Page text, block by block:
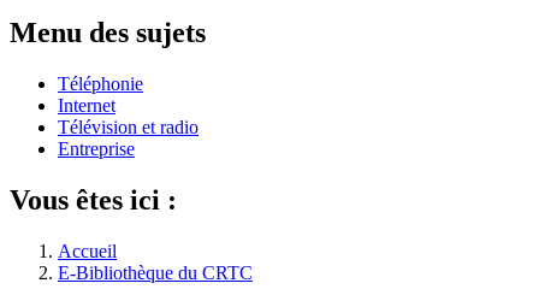
Menu des sujets
Téléphonie
Internet
Télévision et radio
Entreprise
Vous êtes ici :
Accueil
E-Bibliothèque du CRTC